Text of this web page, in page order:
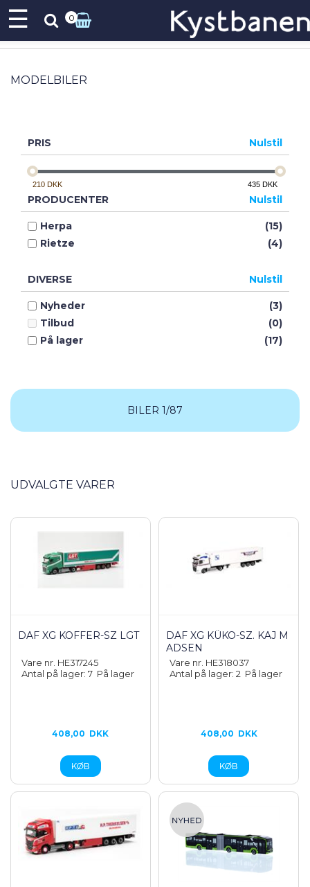
☰ 0
MODELBILER
PRIS Nulstil
210 DKK 435 DKK
PRODUCENTER Nulstil
Herpa
(15)
Rietze
(4)
DIVERSE Nulstil
Nyheder
(3)
Tilbud
(0)
På lager
(17)
BILER 1/87
UDVALGTE VARER
DAF XG KOFFER-SZ LGT
Vare nr. HE317245
Antal på lager: 7 På lager
408,00 DKK
DAF XG KÜKO-SZ. KAJ M
ADSEN
Vare nr. HE318037
Antal på lager: 2 På lager
408,00 DKK